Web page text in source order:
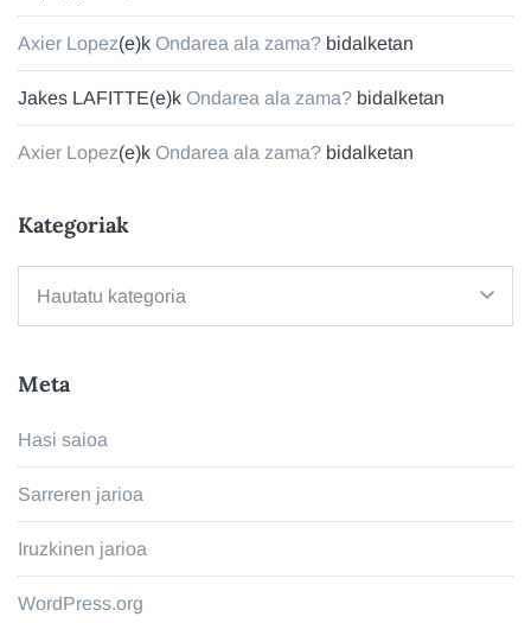
Axier Lopez(e)k Ondarea ala zama? bidalketan
Jakes LAFITTE(e)k Ondarea ala zama? bidalketan
Axier Lopez(e)k Ondarea ala zama? bidalketan
Kategoriak
Meta
Hasi saioa
Sarreren jarioa
Iruzkinen jarioa
WordPress.org